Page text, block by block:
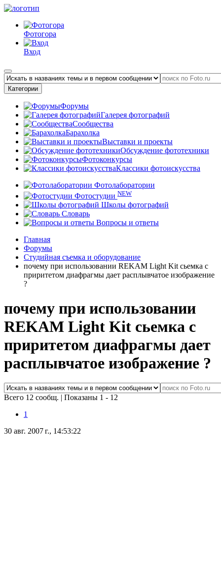
Фотогора
Вход
Категории
Форумы
Галерея фотографий
Сообщества
Барахолка
Выставки и проекты
Обсуждение фототехники
Фотоконкурсы
Классики фотоискусства
Фотолаборатории
Фотостудии NEW
Школы фотографий
Словарь
Вопросы и ответы
Главная
Форумы
Студийная съемка и оборудование
почему при использовании REKAM Light Kit сьемка с
приритетом диафрагмы дает расплывчатое изображение
?
почему при использовании
REKAM Light Kit сьемка с
приритетом диафрагмы дает
расплывчатое изображение ?
Всего 12 сообщ. | Показаны 1 - 12
1
30 авг. 2007 г., 14:53:22